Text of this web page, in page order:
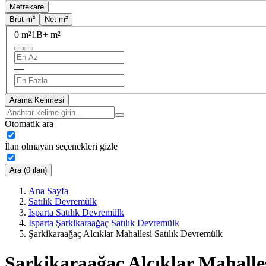
Metrekare
Brüt m²
Net m²
0 m²1B+ m²
—
Arama Kelimesi
Otomatik ara
İlan olmayan seçenekleri gizle
Ara (0 ilan)
Ana Sayfa
Satılık Devremülk
Isparta Satılık Devremülk
Isparta Şarkikaraağaç Satılık Devremülk
Şarkikaraağaç Alcıklar Mahallesi Satılık Devremülk